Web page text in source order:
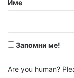
Име
Запомни ме!
Are you human?